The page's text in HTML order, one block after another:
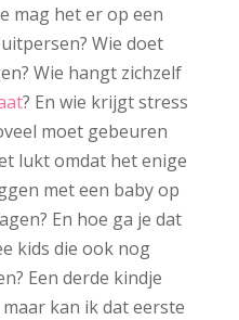
mag het er op een
Wie doet
Wie hangt zichzelf
? En wie krijgt stress
moet gebeuren
lukt omdat het enige
met een baby op
En hoe ga je dat
kids die ook nog
Een derde kindje
kan ik dat eerste